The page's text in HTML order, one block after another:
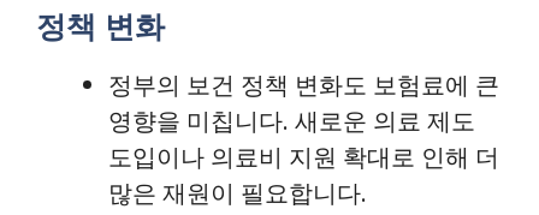
정책 변화
정부의 보건 정책 변화도 보험료에 큰
영향을 미칩니다. 새로운 의료 제도
도입이나 의료비 지원 확대로 인해 더
많은 재원이 필요합니다.